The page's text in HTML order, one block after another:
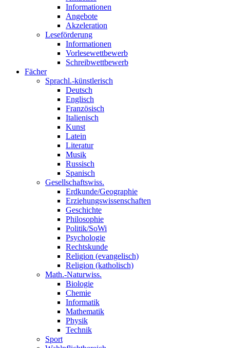
Informationen
Angebote
Akzeleration
Leseförderung
Informationen
Vorlesewettbewerb
Schreibwettbewerb
Fächer
Sprachl.-künstlerisch
Deutsch
Englisch
Französisch
Italienisch
Kunst
Latein
Literatur
Musik
Russisch
Spanisch
Gesellschaftswiss.
Erdkunde/Geographie
Erziehungswissenschaften
Geschichte
Philosophie
Politik/SoWi
Psychologie
Rechtskunde
Religion (evangelisch)
Religion (katholisch)
Math.-Naturwiss.
Biologie
Chemie
Informatik
Mathematik
Physik
Technik
Sport